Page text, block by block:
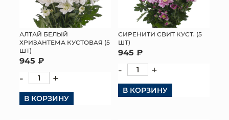
АЛТАЙ БЕЛЫЙ
ХРИЗАНТЕМА КУСТОВАЯ (5
ШТ)
945 ₽
- +
В КОРЗИНУ
СИРЕНИТИ СВИТ КУСТ. (5
ШТ)
945 ₽
- +
В КОРЗИНУ